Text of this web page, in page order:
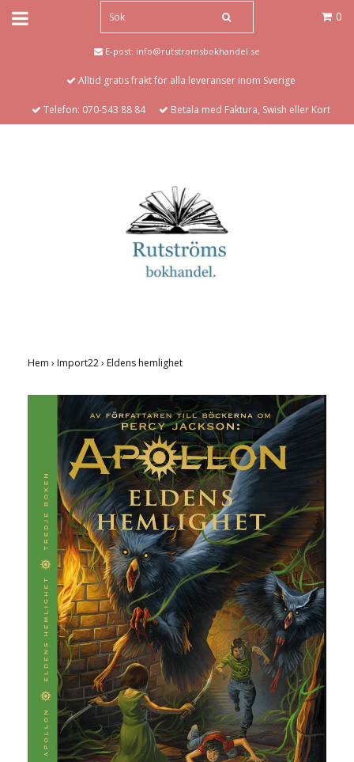
0
E-post: info@rutstromsbokhandel.se
Alltid gratis frakt för alla leveranser inom Sverige
Telefon: 070-543 88 84 Betala med Faktura, Swish eller Kort
Hem › Import22› Eldens hemlighet